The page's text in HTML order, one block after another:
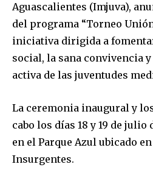
Aguascalientes (Imjuva),
del programa “Torneo
iniciativa dirigida a
social, la sana convivencia
activa de las juventudes
La ceremonia inaugural y
cabo los días 18 y 19 de julio
en el Parque Azul ubicado
Insurgentes.